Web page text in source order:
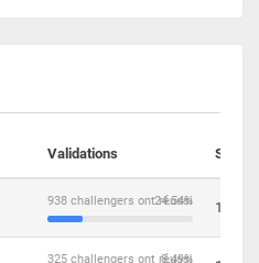
Validations
24.54%
938 challengers ont réussi 14
8.49%
325 challengers ont réussi